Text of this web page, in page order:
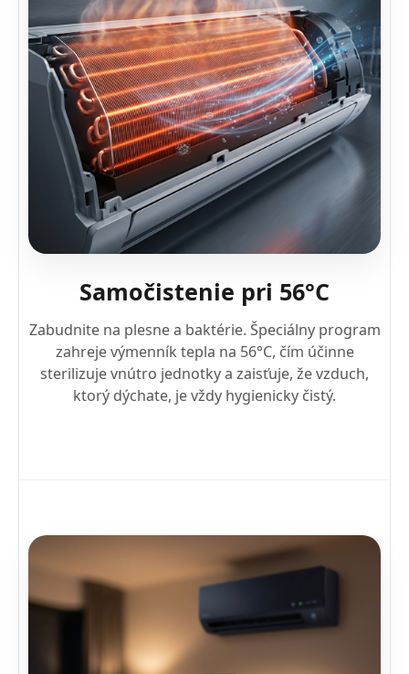
Samočistenie pri 56°C
Zabudnite na plesne a baktérie. Špeciálny program
zahreje výmenník tepla na 56°C, čím účinne
sterilizuje vnútro jednotky a zaisťuje, že vzduch,
ktorý dýchate, je vždy hygienicky čistý.